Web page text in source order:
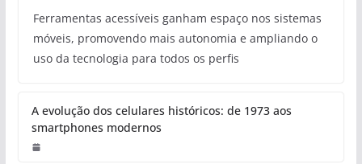
Ferramentas acessíveis ganham espaço nos sistemas
móveis, promovendo mais autonomia e ampliando o
uso da tecnologia para todos os perfis
A evolução dos celulares históricos: de 1973 aos
smartphones modernos